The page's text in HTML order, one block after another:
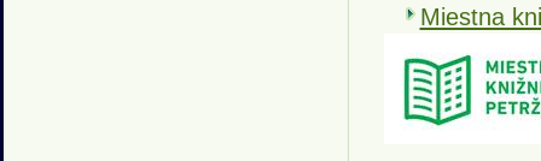
Miestna